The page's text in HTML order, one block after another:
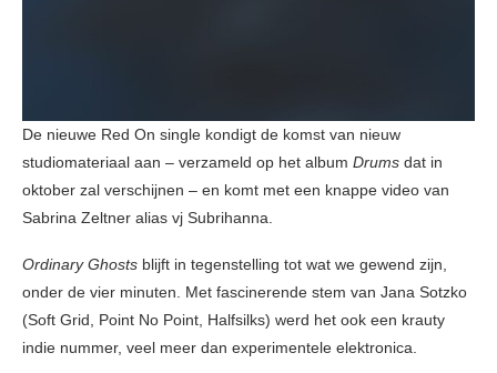
De nieuwe Red On single kondigt de komst van nieuw
studiomateriaal aan – verzameld op het album Drums dat in
oktober zal verschijnen – en komt met een knappe video van
Sabrina Zeltner alias vj Subrihanna.
Ordinary Ghosts blijft in tegenstelling tot wat we gewend zijn,
onder de vier minuten. Met fascinerende stem van Jana Sotzko
(Soft Grid, Point No Point, Halfsilks) werd het ook een krauty
indie nummer, veel meer dan experimentele elektronica.